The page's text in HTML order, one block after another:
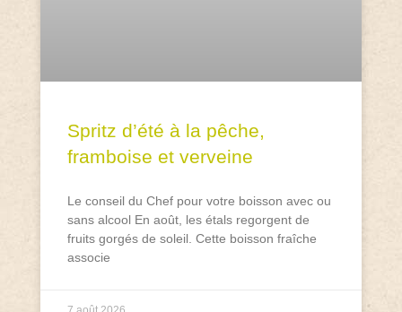
Spritz d’été à la pêche,
framboise et verveine
Le conseil du Chef pour votre boisson avec ou
sans alcool En août, les étals regorgent de
fruits gorgés de soleil. Cette boisson fraîche
associe